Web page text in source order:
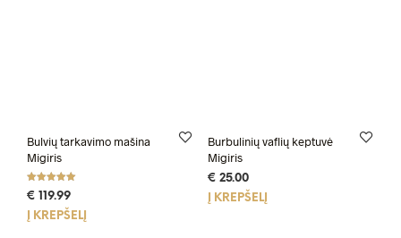
Bulvių tarkavimo mašina
Migiris
Įvertinimas:
5.00
€ 119.99
Į KREPŠELĮ
Burbulinių vaflių keptuvė
Migiris
€ 25.00
Į KREPŠELĮ